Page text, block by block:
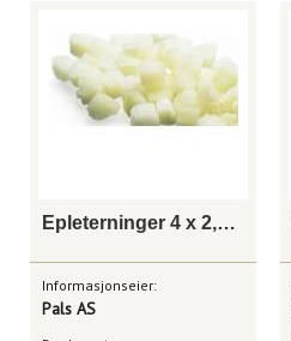
Epleterninger 4 x 2,5 kg
Informasjonseier:
Pals AS